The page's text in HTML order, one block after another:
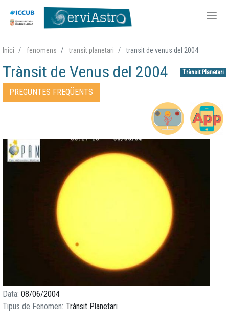
Vés
contingut
Inici fenomens transit planetari transit de venus del 2004
Trànsit Planetari
Trànsit de Venus del 2004
Accessos directes Fenomen
PREGUNTES FREQÜENTS
Data 08/06/2004
Tipus de Fenomen Trànsit Planetari